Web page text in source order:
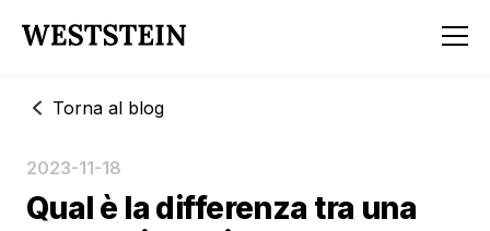
Torna al blog
2023-11-18
Qual è la differenza tra una